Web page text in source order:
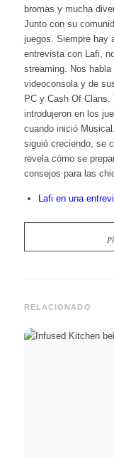
bromas y mucha
Junto con su
juegos. Siempre hay
entrevista con Lafi,
streaming. Nos
videoconsola y de
PC y Cash Of Clans.
introdujeron en los
cuando inició
siguió creciendo, se
revela cómo se
consejos para las
Lafi en una
RELACIONADO